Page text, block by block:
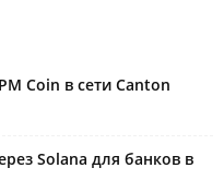
Coin в сети Canton
Solana для банков в